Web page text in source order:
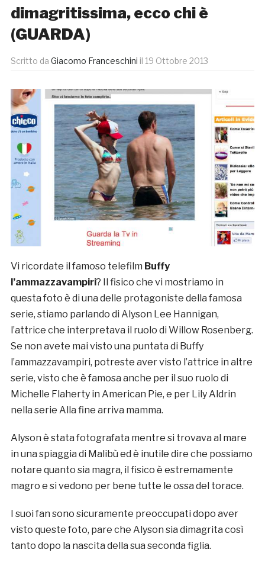
dimagritissima, ecco chi è
(GUARDA)
Scritto da Giacomo Franceschini il 19 Ottobre 2013
Vi ricordate il famoso telefilm Buffy
l’ammazzavampiri? Il fisico che vi mostriamo in
questa foto è di una delle protagoniste della famosa
serie, stiamo parlando di Alyson Lee Hannigan,
l’attrice che interpretava il ruolo di Willow Rosenberg.
Se non avete mai visto una puntata di Buffy
l’ammazzavampiri, potreste aver visto l’attrice in altre
serie, visto che è famosa anche per il suo ruolo di
Michelle Flaherty in American Pie, e per Lily Aldrin
nella serie Alla fine arriva mamma.
Alyson è stata fotografata mentre si trovava al mare
in una spiaggia di Malibù ed è inutile dire che possiamo
notare quanto sia magra, il fisico è estremamente
magro e si vedono per bene tutte le ossa del torace.
I suoi fan sono sicuramente preoccupati dopo aver
visto queste foto, pare che Alyson sia dimagrita così
tanto dopo la nascita della sua seconda figlia.